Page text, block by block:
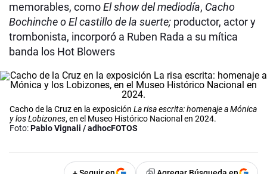
memorables, comoEl show del mediodía, Cacho
Bochinche o El castillo de la suerte; productor, actor y
trombonista, incorporó a Ruben Rada a su mítica
banda los Hot Blowers
Cacho de la Cruz en la exposición La risa escrita: homenaje a Mónica
y los Lobizones, en el Museo Histórico Nacional en 2024.
Foto:Pablo Vignali / adhocFOTOS